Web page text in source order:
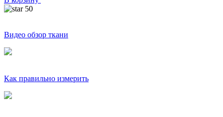
50
Видео обзор ткани
Как правильно измерить